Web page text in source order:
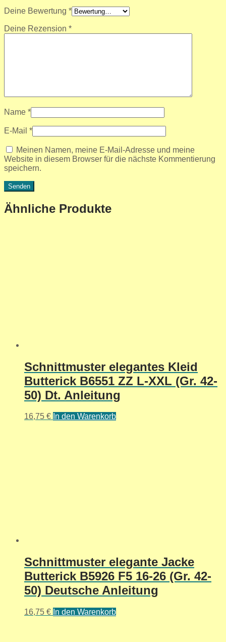
Deine Bewertung *
Deine Rezension *
Name *
E-Mail *
Meinen Namen, meine E-Mail-Adresse und meine
Website in diesem Browser für die nächste Kommentierung
speichern.
Ähnliche Produkte
Schnittmuster elegantes Kleid
Butterick B6551 ZZ L-XXL (Gr. 42-
50) Dt. Anleitung
16,75 € In den Warenkorb
Schnittmuster elegante Jacke
Butterick B5926 F5 16-26 (Gr. 42-
50) Deutsche Anleitung
16,75 € In den Warenkorb